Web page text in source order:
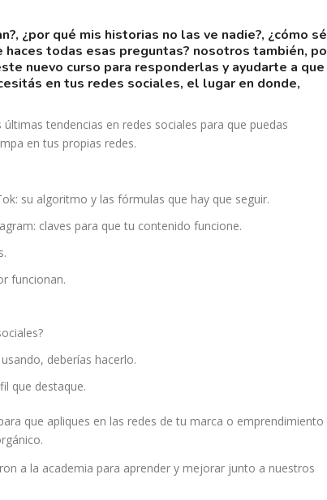
haces todas esas preguntas? nosotros también,
nuevo curso para responderlas y ayudarte a que
en tus redes sociales, el lugar en donde,
tendencias en redes sociales para que puedas
en tus propias redes.
su algoritmo y las fórmulas que hay que seguir.
claves para que tu contenido funcione.
funcionan.
deberías hacerlo.
que destaque.
que apliques en las redes de tu marca o emprendimiento
a la academia para aprender y mejorar junto a nuestros